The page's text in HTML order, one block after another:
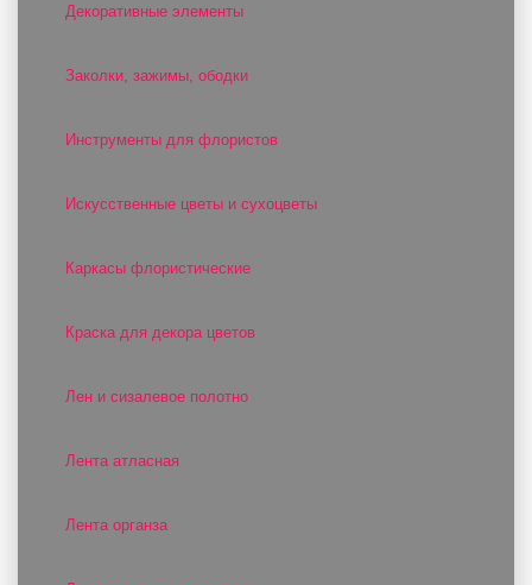
Декоративные элементы
Заколки, зажимы, ободки
Инструменты для флористов
Искусственные цветы и сухоцветы
Каркасы флористические
Краска для декора цветов
Лен и сизалевое полотно
Лента атласная
Лента органза